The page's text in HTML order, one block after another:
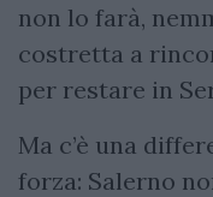
non lo farà,
costretta a
per restare in
Ma c’è una
forza: Salerno